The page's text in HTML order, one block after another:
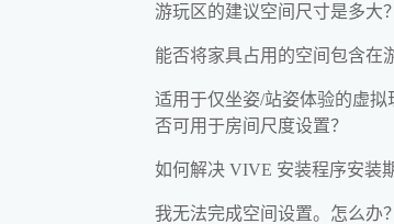
游玩区的建议空间尺寸是多大？
能否将家具占用的空间包含在
适用于仅坐姿/站姿体验的虚拟
否可用于房间尺度设置？
如何解决 VIVE 安装程序安装
我无法完成空间设置。怎么办？